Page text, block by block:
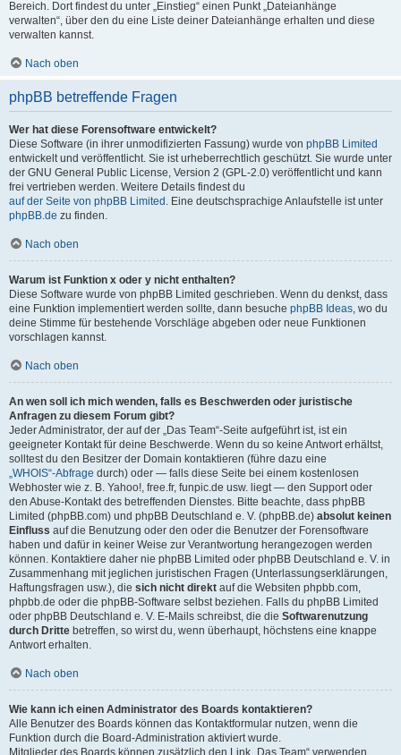
Bereich. Dort findest du unter „Einstieg“ einen Punkt „Dateianhänge
verwalten“, über den du eine Liste deiner Dateianhänge erhalten und diese
verwalten kannst.
Nach oben
phpBB betreffende Fragen
Wer hat diese Forensoftware entwickelt?
Diese Software (in ihrer unmodifizierten Fassung) wurde von phpBB Limited
entwickelt und veröffentlicht. Sie ist urheberrechtlich geschützt. Sie wurde unter
der GNU General Public License, Version 2 (GPL-2.0) veröffentlicht und kann
frei vertrieben werden. Weitere Details findest du
auf der Seite von phpBB Limited . Eine deutschsprachige Anlaufstelle ist unter
phpBB.de zu finden.
Nach oben
Warum ist Funktion x oder y nicht enthalten?
Diese Software wurde von phpBB Limited geschrieben. Wenn du denkst, dass
eine Funktion implementiert werden sollte, dann besuche phpBB Ideas, wo du
deine Stimme für bestehende Vorschläge abgeben oder neue Funktionen
vorschlagen kannst.
Nach oben
An wen soll ich mich wenden, falls es Beschwerden oder juristische
Anfragen zu diesem Forum gibt?
Jeder Administrator, der auf der „Das Team“-Seite aufgeführt ist, ist ein
geeigneter Kontakt für deine Beschwerde. Wenn du so keine Antwort erhältst,
solltest du den Besitzer der Domain kontaktieren (führe dazu eine
„WHOIS“-Abfrage durch) oder — falls diese Seite bei einem kostenlosen
Webhoster wie z. B. Yahoo!, free.fr, funpic.de usw. liegt — den Support oder
den Abuse-Kontakt des betreffenden Dienstes. Bitte beachte, dass phpBB
Limited (phpBB.com) und phpBB Deutschland e. V. (phpBB.de) absolut keinen
Einfluss auf die Benutzung oder den oder die Benutzer der Forensoftware
haben und dafür in keiner Weise zur Verantwortung herangezogen werden
können. Kontaktiere daher nie phpBB Limited oder phpBB Deutschland e. V. in
Zusammenhang mit jeglichen juristischen Fragen (Unterlassungserklärungen,
Haftungsfragen usw.), die sich nicht direkt auf die Websiten phpbb.com,
phpbb.de oder die phpBB-Software selbst beziehen. Falls du phpBB Limited
oder phpBB Deutschland e. V. E-Mails schreibst, die die Softwarenutzung
durch Dritte betreffen, so wirst du, wenn überhaupt, höchstens eine knappe
Antwort erhalten.
Nach oben
Wie kann ich einen Administrator des Boards kontaktieren?
Alle Benutzer des Boards können das Kontaktformular nutzen, wenn die
Funktion durch die Board-Administration aktiviert wurde.
Mitglieder des Boards können zusätzlich den Link „Das Team“ verwenden.